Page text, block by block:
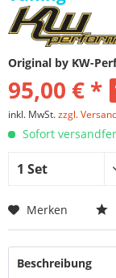
Original by KW-
95,00 € *
inkl. MwSt.zzgl.
Sofort
Merken
Beschreibung